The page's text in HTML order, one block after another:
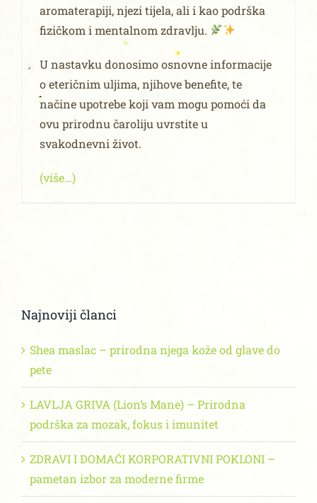
aromaterapiji, njezi tijela, ali i kao podrška
fizičkom i mentalnom zdravlju.
U nastavku donosimo osnovne informacije
o eteričnim uljima, njihove benefite, te
načine upotrebe koji vam mogu pomoći da
ovu prirodnu čaroliju uvrstite u
svakodnevni život.
(više…)
Najnoviji članci
Shea maslac – prirodna njega kože od glave do
pete
LAVLJA GRIVA (Lion’s Mane) – Prirodna
podrška za mozak, fokus i imunitet
ZDRAVI I DOMAĆI KORPORATIVNI POKLONI –
pametan izbor za moderne firme